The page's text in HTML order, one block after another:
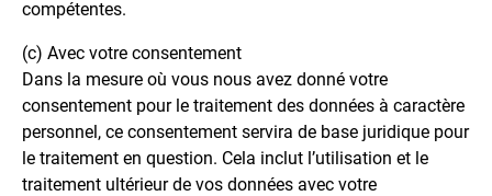
compétentes.
(c) Avec votre consentement
Dans la mesure où vous nous avez donné votre
consentement pour le traitement des données à caractère
personnel, ce consentement servira de base juridique pour
le traitement en question. Cela inclut l’utilisation et le
traitement ultérieur de vos données avec votre